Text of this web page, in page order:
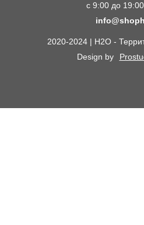
Электрические Обогреватели
с 9:00 до
2020-2024 | H2O -
Design by